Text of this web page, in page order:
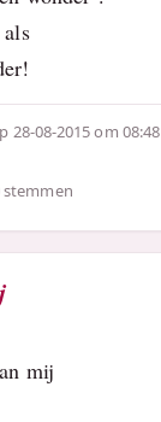
28-08-2015 om 08:48
stemmen
mij